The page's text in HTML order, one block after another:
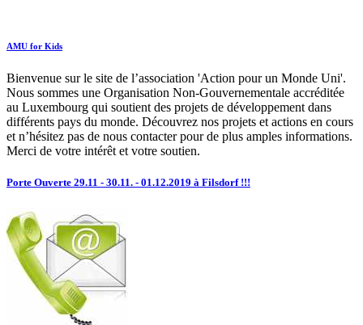
AMU for Kids
Bienvenue sur le site de l’association 'Action pour un Monde Uni'.
Nous sommes une Organisation Non-Gouvernementale accréditée
au Luxembourg qui soutient des projets de développement dans
différents pays du monde. Découvrez nos projets et actions en cours
et n’hésitez pas de nous contacter pour de plus amples informations.
Merci de votre intérêt et votre soutien.
Porte Ouverte 29.11 - 30.11. - 01.12.2019 à Filsdorf !!!